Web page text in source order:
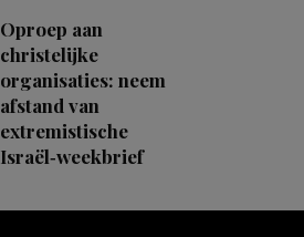
Oproep aan
christelijke
organisaties: neem
afstand van
extremistische
Israël‑weekbrief